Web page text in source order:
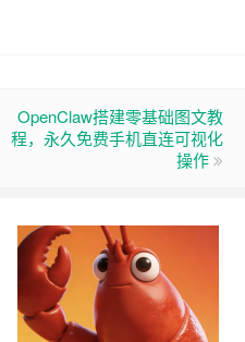
OpenClaw搭建零基础图文教
程，永久免费手机直连可视化
操作